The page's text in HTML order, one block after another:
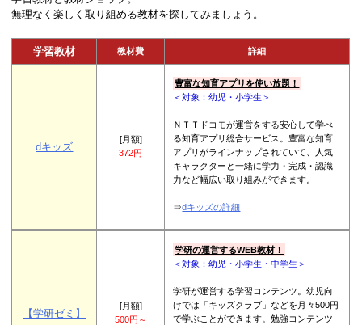
無理なく楽しく取り組める教材を探してみましょう。
学習教材 教材費 詳細
dキッズ
[月額]
372円
豊富な知育アプリを使い放題！
＜対象：幼児・小学生＞
ＮＴＴドコモが運営をする安心して学べ
る知育アプリ総合サービス。豊富な知育
アプリがラインナップされていて、人気
キャラクターと一緒に学力・完成・認識
力など幅広い取り組みができます。
⇒dキッズの詳細
【学研ゼミ】
[月額]
500円～
学研の運営するWEB教材！
＜対象：幼児・小学生・中学生＞
学研が運営する学習コンテンツ。幼児向
けでは「キッズクラブ」などを月々500円
で学ぶことができます。勉強コンテンツ